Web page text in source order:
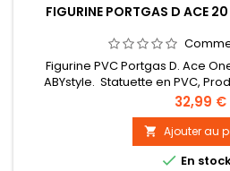
FIGURINE PORTGAS D ACE
Figurine PVC Portgas D. Ace
ABYstyle. Statuette en PVC,
environ 20
Prix
32,99 €
 Ajouter au
 En